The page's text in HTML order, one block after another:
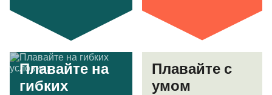
Плавайте на
гибких
Плавайте с
умом